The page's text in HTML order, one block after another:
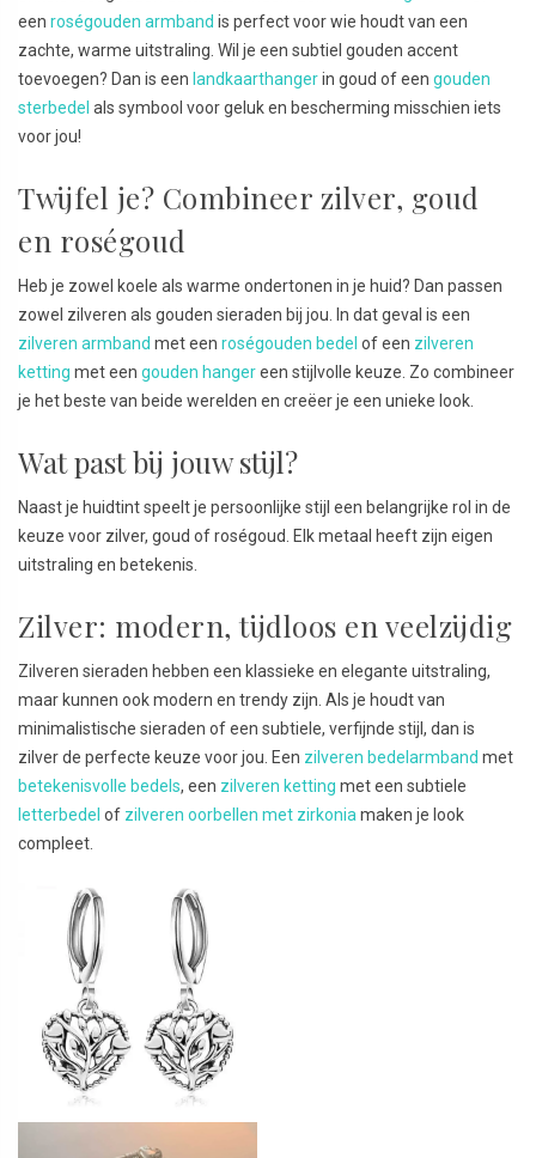
een roségouden armband is perfect voor wie houdt van een
zachte, warme uitstraling. Wil je een subtiel gouden accent
toevoegen? Dan is een landkaarthangerin goud of een gouden
sterbedel als symbool voor geluk en bescherming misschien iets
voor jou!
Twijfel je? Combineer zilver, goud
en roségoud
Heb je zowel koele als warme ondertonen in je huid? Dan passen
zowel zilveren als gouden sieraden bij jou. In dat geval is een
zilveren armband met een roségouden bedel of een zilveren
ketting met een gouden hangereen stijlvolle keuze. Zo combineer
je het beste van beide werelden en creëer je een unieke look.
Wat past bij jouw stijl?
Naast je huidtint speelt je persoonlijke stijl een belangrijke rol in de
keuze voor zilver, goud of roségoud. Elk metaal heeft zijn eigen
uitstraling en betekenis.
Zilver: modern, tijdloos en veelzijdig
Zilveren sieraden hebben een klassieke en elegante uitstraling,
maar kunnen ook modern en trendy zijn. Als je houdt van
minimalistische sieraden of een subtiele, verfijnde stijl, dan is
zilver de perfecte keuze voor jou. Een zilveren bedelarmband met
betekenisvolle bedels, een zilveren ketting met een subtiele
letterbedel of zilveren oorbellen met zirkoniamaken je look
compleet.